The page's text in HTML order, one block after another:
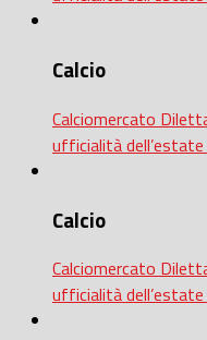
Calcio
Calciomercato
ufficialità
Calcio
Calciomercato
ufficialità